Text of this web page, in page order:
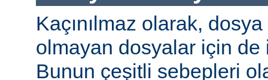
Kaçınılmaz olarak,
olmayan dosyalar için de
Bunun çeşitli sebepleri